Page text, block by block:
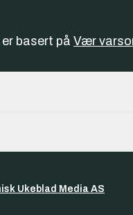
basert på Vær
Ukeblad Media AS